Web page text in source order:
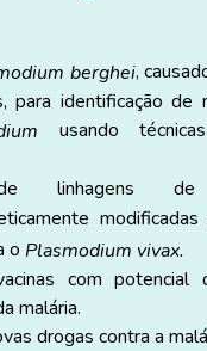
berghei,
para identificação de
usando
de linhagens
o Plasmodium vivax.
com potencial
malária.
drogas contra a